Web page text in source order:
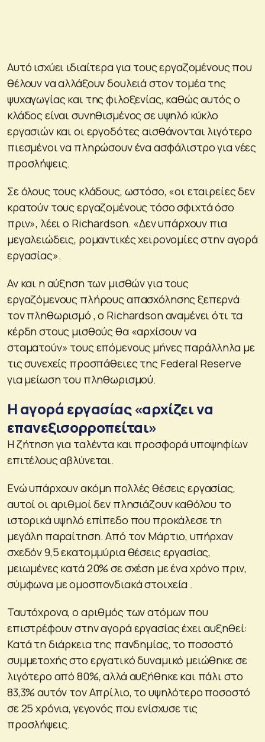
Αυτό ισχύει ιδιαίτερα για τους εργαζομένους που
θέλουν να αλλάξουν δουλειά στον τομέα της
ψυχαγωγίας και της φιλοξενίας, καθώς αυτός ο
κλάδος είναι συνηθισμένος σε υψηλό κύκλο
εργασιών και οι εργοδότες αισθάνονται λιγότερο
πιεσμένοι να πληρώσουν ένα ασφάλιστρο για νέες
προσλήψεις.
Σε όλους τους κλάδους, ωστόσο, «οι εταιρείες δεν
κρατούν τους εργαζομένους τόσο σφιχτά όσο
πριν», λέει ο Richardson. «Δεν υπάρχουν πια
μεγαλειώδεις, ρομαντικές χειρονομίες στην αγορά
εργασίας».
Αν και η αύξηση των μισθών για τους
εργαζόμενους πλήρους απασχόλησης ξεπερνά
τον πληθωρισμό , ο Richardson αναμένει ότι τα
κέρδη στους μισθούς θα «αρχίσουν να
σταματούν» τους επόμενους μήνες παράλληλα με
τις συνεχείς προσπάθειες της Federal Reserve
για μείωση του πληθωρισμού.
Η αγορά εργασίας «αρχίζει να
επανεξισορροπείται»
Η ζήτηση για ταλέντα και προσφορά υποψηφίων
επιτέλους αβλύνεται.
Ενώ υπάρχουν ακόμη πολλές θέσεις εργασίας,
αυτοί οι αριθμοί δεν πλησιάζουν καθόλου το
ιστορικά υψηλό επίπεδο που προκάλεσε τη
μεγάλη παραίτηση. Από τον Μάρτιο, υπήρχαν
σχεδόν 9,5 εκατομμύρια θέσεις εργασίας,
μειωμένες κατά 20% σε σχέση με ένα χρόνο πριν,
σύμφωνα με ομοσπονδιακά στοιχεία .
Ταυτόχρονα, ο αριθμός των ατόμων που
επιστρέφουν στην αγορά εργασίας έχει αυξηθεί:
Κατά τη διάρκεια της πανδημίας, το ποσοστό
συμμετοχής στο εργατικό δυναμικό μειώθηκε σε
λιγότερο από 80%, αλλά αυξήθηκε και πάλι στο
83,3% αυτόν τον Απρίλιο, το υψηλότερο ποσοστό
σε 25 χρόνια, γεγονός που ενίσχυσε τις
προσλήψεις.